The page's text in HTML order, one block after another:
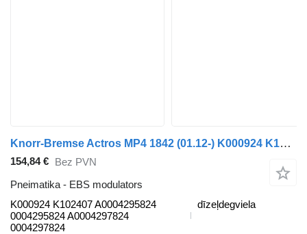
Knorr-Bremse Actros MP4 1842 (01.12-) K000924 K102407 EBS modulators paredzēts Mercedes-Benz Actros MP4 Antos Arocs (2012-) vilcēja
154,84 € Bez PVN
Pneimatika - EBS modulators
K000924 K102407 A0004295824
0004295824 A0004297824
0004297824
dīzeļdegviela